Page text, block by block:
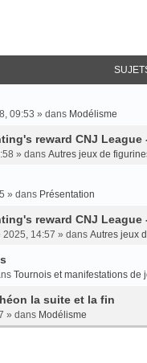
09:53 » dans Modélisme
reward CNJ League
» dans Autres jeux de
» dans Présentation
reward CNJ League
2025, 14:57 » dans Autres jeux
Tournois et manifestations de
la suite et la fin
» dans Modélisme